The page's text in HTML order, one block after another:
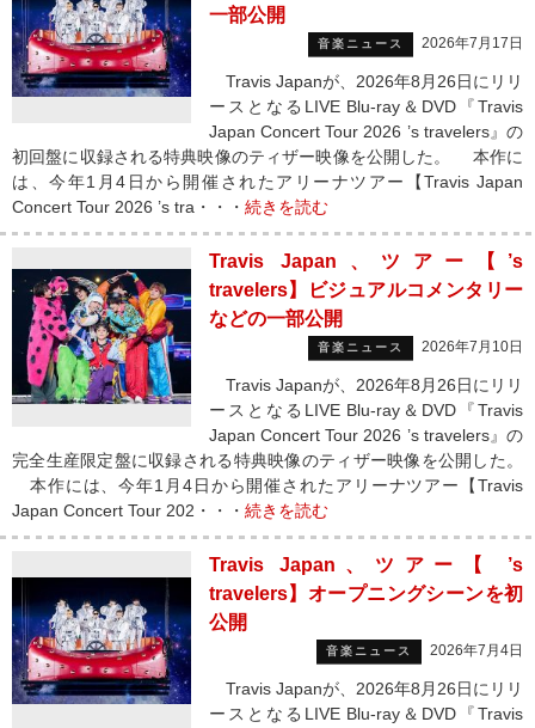
一部公開
音楽ニュース 2026年7月17日
Travis Japanが、2026年8月26日にリリ
ースとなるLIVE Blu-ray＆DVD『Travis
Japan Concert Tour 2026 ’s travelers』の
初回盤に収録される特典映像のティザー映像を公開した。 本作に
は、今年1月4日から開催されたアリーナツアー【Travis Japan
Concert Tour 2026 ’s tra・・・ 続きを読む
Travis Japan、ツアー【’s
travelers】ビジュアルコメンタリー
などの一部公開
音楽ニュース 2026年7月10日
Travis Japanが、2026年8月26日にリリ
ースとなるLIVE Blu-ray＆DVD『Travis
Japan Concert Tour 2026 ’s travelers』の
完全生産限定盤に収録される特典映像のティザー映像を公開した。
本作には、今年1月4日から開催されたアリーナツアー【Travis
Japan Concert Tour 202・・・ 続きを読む
Travis Japan、ツアー【 ’s
travelers】オープニングシーンを初
公開
音楽ニュース 2026年7月4日
Travis Japanが、2026年8月26日にリリ
ースとなるLIVE Blu-ray＆DVD『Travis